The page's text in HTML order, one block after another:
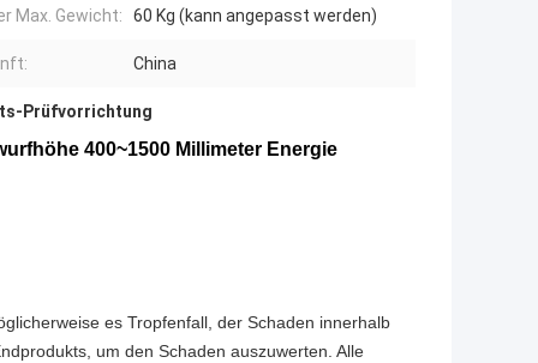
Max. Gewicht: 60 Kg (kann angepasst werden)
China
Prüfvorrichtung
400~1500 Millimeter Energie
es Tropfenfall, der Schaden innerhalb
um den Schaden auszuwerten. Alle